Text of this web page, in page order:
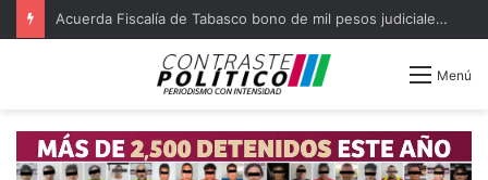
Capturan a ocho ligados a quema de OXXO y violencia en Tabasco
Menú